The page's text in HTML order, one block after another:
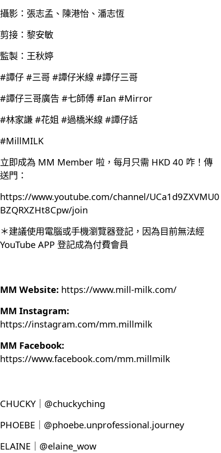
攝影：張志孟、陳港怡、潘志恆
剪接：黎安敏
監製：王秋婷
#譚仔 #三哥 #譚仔米線 #譚仔三哥
#譚仔三哥廣告 #七師傅 #Ian #Mirror
#林家謙 #花姐 #過橋米線 #譚仔話
#MillMILK
立即成為 MM Member 啦，每月只需 HKD 40 咋！傳
送門：
https://www.youtube.com/channel/UCa1d9ZXVMU0
BZQRXZHt8Cpw/join
＊建議使用電腦或手機瀏覽器登記，因為目前無法經
YouTube APP 登記成為付費會員
MM Website: https://www.mill-milk.com/
MM Instagram:
https://instagram.com/mm.millmilk
MM Facebook:
https://www.facebook.com/mm.millmilk
CHUCKY｜@chuckyching
PHOEBE｜@phoebe.unprofessional.journey
ELAINE｜@elaine_wow